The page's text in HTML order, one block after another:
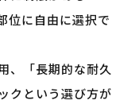
位に自由に選択で
、「長期的な耐久
クという選び方が